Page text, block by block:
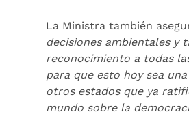
La Ministra también
decisiones ambientales y
reconocimiento a todas
para que esto hoy sea
otros estados que ya
mundo sobre la